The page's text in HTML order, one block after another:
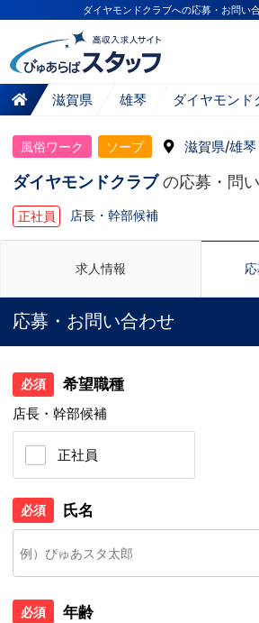
ダイヤモンドクラブへの応募・お問い
滋賀県 雄琴 ダイヤモンド
風俗ワーク ソープ 滋賀県/雄琴
ダイヤモンドクラブ の応募・問
正社員 店長・幹部候補
求人情報
応募・お問い合わせ
必須 希望職種
店長・幹部候補
正社員
必須 氏名
必須 年齢